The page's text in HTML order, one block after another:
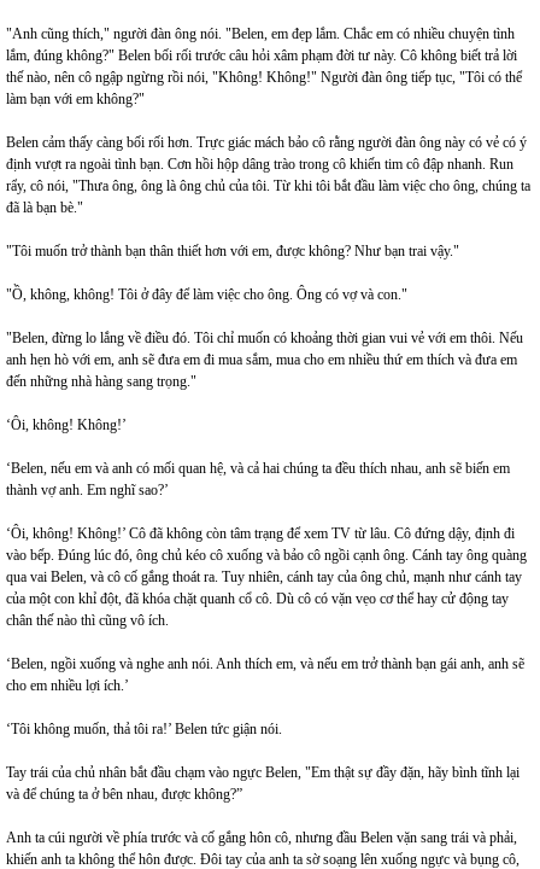
"Anh cũng thích," người đàn ông nói. "Belen, em đẹp lắm. Chắc em có nhiều chuyện tình
lắm, đúng không?" Belen bối rối trước câu hỏi xâm phạm đời tư này. Cô không biết trả lời
thế nào, nên cô ngập ngừng rồi nói, "Không! Không!" Người đàn ông tiếp tục, "Tôi có thể
làm bạn với em không?"
Belen cảm thấy càng bối rối hơn. Trực giác mách bảo cô rằng người đàn ông này có vẻ có ý
định vượt ra ngoài tình bạn. Cơn hồi hộp dâng trào trong cô khiến tim cô đập nhanh. Run
rẩy, cô nói, "Thưa ông, ông là ông chủ của tôi. Từ khi tôi bắt đầu làm việc cho ông, chúng ta
đã là bạn bè."
"Tôi muốn trở thành bạn thân thiết hơn với em, được không? Như bạn trai vậy."
"Ồ, không, không! Tôi ở đây để làm việc cho ông. Ông có vợ và con."
"Belen, đừng lo lắng về điều đó. Tôi chỉ muốn có khoảng thời gian vui vẻ với em thôi. Nếu
anh hẹn hò với em, anh sẽ đưa em đi mua sắm, mua cho em nhiều thứ em thích và đưa em
đến những nhà hàng sang trọng."
‘Ôi, không! Không!’
‘Belen, nếu em và anh có mối quan hệ, và cả hai chúng ta đều thích nhau, anh sẽ biến em
thành vợ anh. Em nghĩ sao?’
‘Ôi, không! Không!’ Cô đã không còn tâm trạng để xem TV từ lâu. Cô đứng dậy, định đi
vào bếp. Đúng lúc đó, ông chủ kéo cô xuống và bảo cô ngồi cạnh ông. Cánh tay ông quàng
qua vai Belen, và cô cố gắng thoát ra. Tuy nhiên, cánh tay của ông chủ, mạnh như cánh tay
của một con khỉ đột, đã khóa chặt quanh cổ cô. Dù cô có vặn vẹo cơ thể hay cử động tay
chân thế nào thì cũng vô ích.
‘Belen, ngồi xuống và nghe anh nói. Anh thích em, và nếu em trở thành bạn gái anh, anh sẽ
cho em nhiều lợi ích.’
‘Tôi không muốn, thả tôi ra!’ Belen tức giận nói.
Tay trái của chủ nhân bắt đầu chạm vào ngực Belen, "Em thật sự đầy đặn, hãy bình tĩnh lại
và để chúng ta ở bên nhau, được không?”
Anh ta cúi người về phía trước và cố gắng hôn cô, nhưng đầu Belen vặn sang trái và phải,
khiến anh ta không thể hôn được. Đôi tay của anh ta sờ soạng lên xuống ngực và bụng cô,